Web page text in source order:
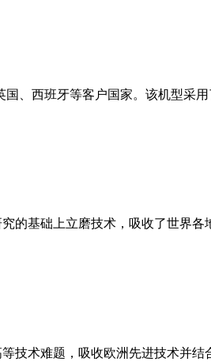
、西班牙等客户国家。该机型采
的基础上立磨技术，吸收了世界
技术难题，吸收欧洲先进技术并